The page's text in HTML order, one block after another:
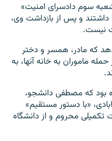
سوم دادسرای امنیت»
داشتند و پس از بازداشت وی،
نیست.
که مادر، همسر و دختر
ماموران به خانه‌ آنها، به
بود که مصطفی دانشجو،
«با دستور مستقیم»
تکمیلی محروم و از دانشگاه